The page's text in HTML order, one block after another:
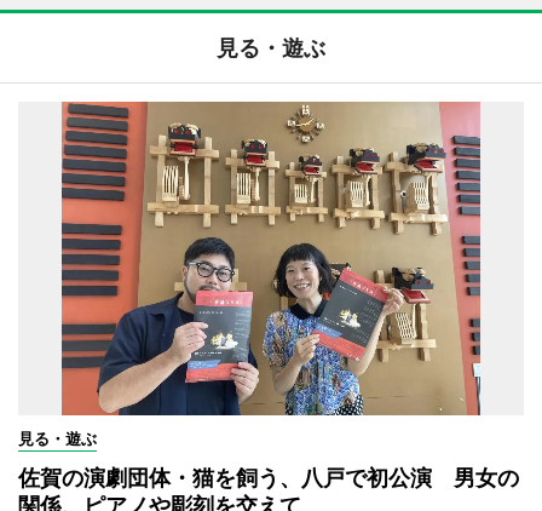
見る・遊ぶ
見る・遊ぶ
佐賀の演劇団体・猫を飼う、八戸で初公演 男女の
関係、ピアノや彫刻を交えて